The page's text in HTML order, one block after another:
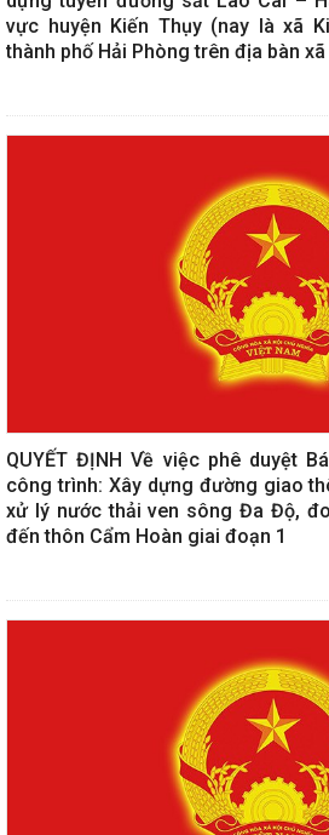
vực huyện Kiến Thụy (nay là xã
thành phố Hải Phòng trên địa bàn
QUYẾT ĐỊNH Về việc phê duyệt
công trình: Xây dựng đường giao
xử lý nước thải ven sông Đa Độ,
đến thôn Cẩm Hoàn giai đoạn 1